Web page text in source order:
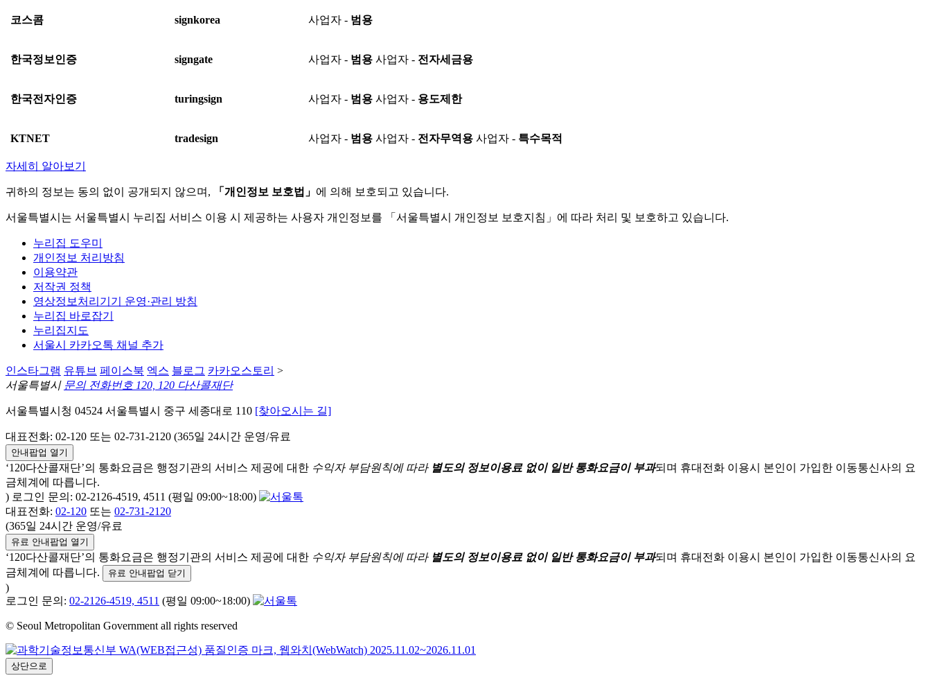
코스콤 signkorea 사업자 - 범용
한국정보인증 signgate 사업자 - 범용 사업자 - 전자세금용
한국전자인증 turingsign 사업자 - 범용 사업자 - 용도제한
KTNET tradesign 사업자 - 범용 사업자 - 전자무역용 사업자 - 특수목적
자세히 알아보기
귀하의 정보는 동의 없이 공개되지 않으며, 「개인정보 보호법」 에 의해 보호되고 있습니다.
서울특별시는 서울특별시 누리집 서비스 이용 시 제공하는 사용자 개인정보를 「서울특별시 개인정보 보호지침」에 따라 처리 및 보호하고 있습니다.
누리집 도우미
개인정보 처리방침
이용약관
저작권 정책
영상정보처리기기 운영·관리 방침
누리집 바로잡기
누리집지도
서울시 카카오톡 채널 추가
인스타그램 유튜브 페이스북 엑스 블로그 카카오스토리 >
서울특별시 문의 전화번호 120, 120 다산콜재단
서울특별시청 04524 서울특별시 중구 세종대로 110 [찾아오시는 길]
대표전화: 02-120 또는 02-731-2120 (365일 24시간 운영/유료
안내팝업 열기
‘120다산콜재단’의 통화요금은 행정기관의 서비스 제공에 대한 수익자 부담원칙에 따라 별도의 정보이용료 없이 일반 통화요금이 부과되며 휴대전화 이용시 본인이 가입한 이동통신사의 요
금체계에 따릅니다.
) 로그인 문의: 02-2126-4519, 4511 (평일 09:00~18:00)
대표전화: 02-120 또는 02-731-2120
(365일 24시간 운영/유료
유료 안내팝업 열기
‘120다산콜재단’의 통화요금은 행정기관의 서비스 제공에 대한 수익자 부담원칙에 따라 별도의 정보이용료 없이 일반 통화요금이 부과되며 휴대전화 이용시 본인이 가입한 이동통신사의 요
금체계에 따릅니다.
유료 안내팝업 닫기
)
로그인 문의: 02-2126-4519, 4511 (평일 09:00~18:00)
© Seoul Metropolitan Government all rights reserved
상단으로